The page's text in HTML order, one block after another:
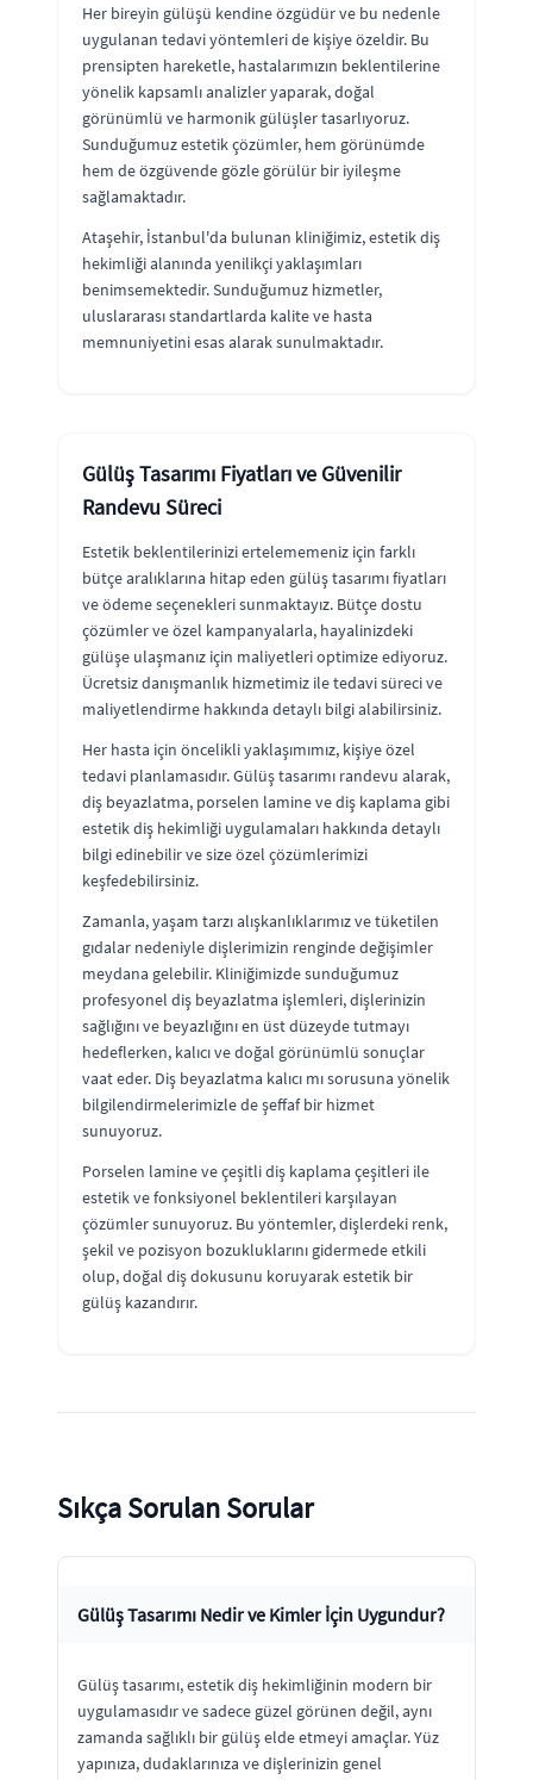
Her bireyin gülüşü kendine özgüdür ve bu nedenle
uygulanan tedavi yöntemleri de kişiye özeldir. Bu
prensipten hareketle, hastalarımızın beklentilerine
yönelik kapsamlı analizler yaparak, doğal
görünümlü ve harmonik gülüşler tasarlıyoruz.
Sunduğumuz estetik çözümler, hem görünümde
hem de özgüvende gözle görülür bir iyileşme
sağlamaktadır.
Ataşehir, İstanbul'da bulunan kliniğimiz, estetik diş
hekimliği alanında yenilikçi yaklaşımları
benimsemektedir. Sunduğumuz hizmetler,
uluslararası standartlarda kalite ve hasta
memnuniyetini esas alarak sunulmaktadır.
Gülüş Tasarımı Fiyatları ve Güvenilir
Randevu Süreci
Estetik beklentilerinizi ertelememeniz için farklı
bütçe aralıklarına hitap eden gülüş tasarımı fiyatları
ve ödeme seçenekleri sunmaktayız. Bütçe dostu
çözümler ve özel kampanyalarla, hayalinizdeki
gülüşe ulaşmanız için maliyetleri optimize ediyoruz.
Ücretsiz danışmanlık hizmetimiz ile tedavi süreci ve
maliyetlendirme hakkında detaylı bilgi alabilirsiniz.
Her hasta için öncelikli yaklaşımımız, kişiye özel
tedavi planlamasıdır. Gülüş tasarımı randevu alarak,
diş beyazlatma, porselen lamine ve diş kaplama gibi
estetik diş hekimliği uygulamaları hakkında detaylı
bilgi edinebilir ve size özel çözümlerimizi
keşfedebilirsiniz.
Zamanla, yaşam tarzı alışkanlıklarımız ve tüketilen
gıdalar nedeniyle dişlerimizin renginde değişimler
meydana gelebilir. Kliniğimizde sunduğumuz
profesyonel diş beyazlatma işlemleri, dişlerinizin
sağlığını ve beyazlığını en üst düzeyde tutmayı
hedeflerken, kalıcı ve doğal görünümlü sonuçlar
vaat eder. Diş beyazlatma kalıcı mı sorusuna yönelik
bilgilendirmelerimizle de şeffaf bir hizmet
sunuyoruz.
Porselen lamine ve çeşitli diş kaplama çeşitleri ile
estetik ve fonksiyonel beklentileri karşılayan
çözümler sunuyoruz. Bu yöntemler, dişlerdeki renk,
şekil ve pozisyon bozukluklarını gidermede etkili
olup, doğal diş dokusunu koruyarak estetik bir
gülüş kazandırır.
Sıkça Sorulan Sorular
Gülüş Tasarımı Nedir ve Kimler İçin Uygundur?
Gülüş tasarımı, estetik diş hekimliğinin modern bir
uygulamasıdır ve sadece güzel görünen değil, aynı
zamanda sağlıklı bir gülüş elde etmeyi amaçlar. Yüz
yapınıza, dudaklarınıza ve dişlerinizin genel